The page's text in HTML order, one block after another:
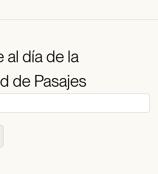
al día de la
de Pasajes